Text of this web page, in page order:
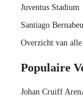
Juventus Stadium
Santiago Bernabeu
Overzicht van alle
Populaire
Johan Cruiff